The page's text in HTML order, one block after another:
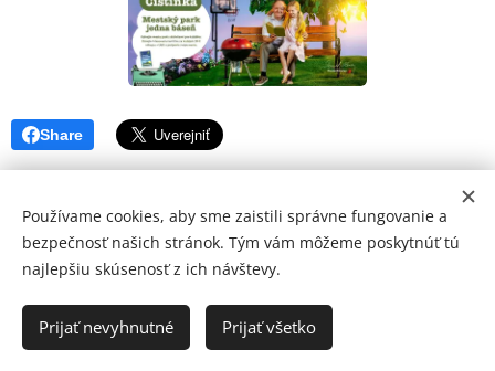
Share
© 2026 Mediálna a kultúrna spoločnosť Topoľčany, s.r.o.
Ochrana osobných údajov
www.kulturato.sk
Cookies
Používame cookies, aby sme zaistili správne fungovanie a
bezpečnosť našich stránok. Tým vám môžeme poskytnúť tú
najlepšiu skúsenosť z ich návštevy.
Prijať nevyhnutné Prijať všetko